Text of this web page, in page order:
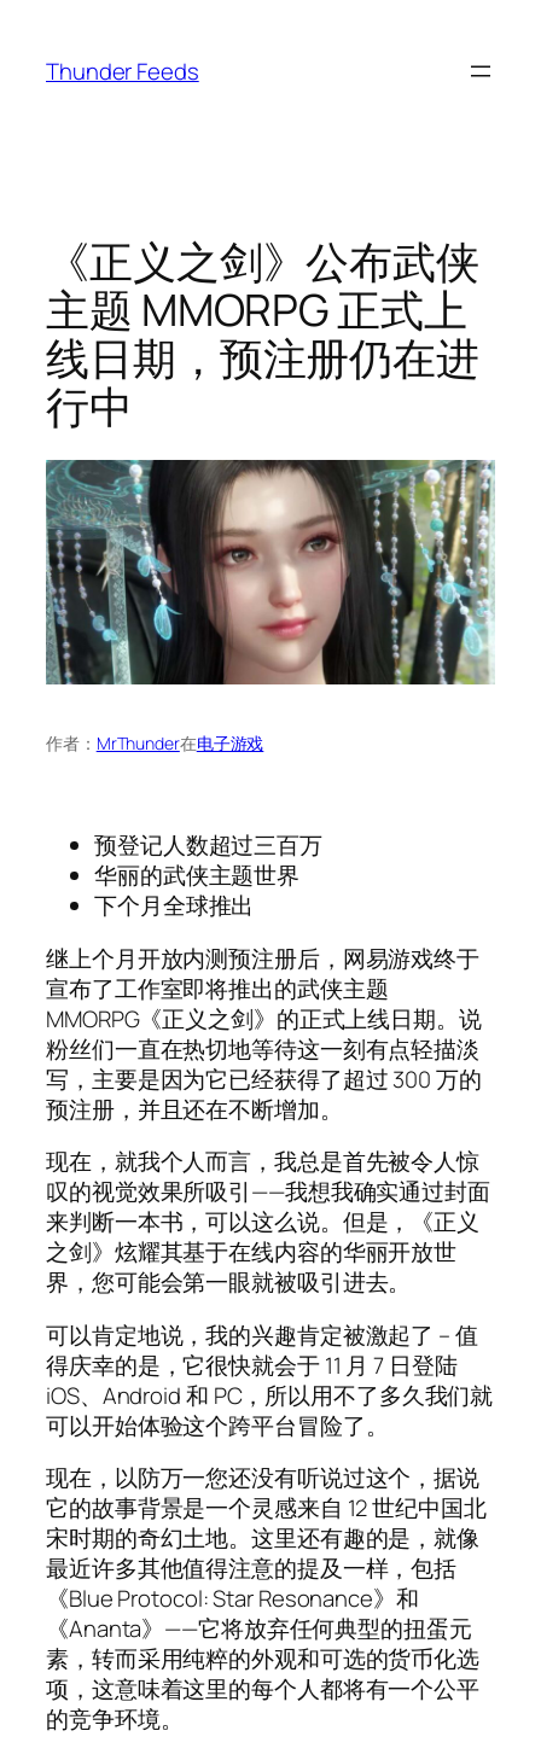
Thunder Feeds
《正义之剑》公布武侠
主题 MMORPG 正式上
线日期，预注册仍在进
行中
作者： MrThunder在电子游戏
预登记人数超过三百万
华丽的武侠主题世界
下个月全球推出
继上个月开放内测预注册后，网易游戏终于
宣布了工作室即将推出的武侠主题
MMORPG《正义之剑》的正式上线日期。说
粉丝们一直在热切地等待这一刻有点轻描淡
写，主要是因为它已经获得了超过 300 万的
预注册，并且还在不断增加。
现在，就我个人而言，我总是首先被令人惊
叹的视觉效果所吸引——我想我确实通过封面
来判断一本书，可以这么说。但是，《正义
之剑》炫耀其基于在线内容的华丽开放世
界，您可能会第一眼就被吸引进去。
可以肯定地说，我的兴趣肯定被激起了 – 值
得庆幸的是，它很快就会于 11 月 7 日登陆
iOS、Android 和 PC，所以用不了多久我们就
可以开始体验这个跨平台冒险了。
现在，以防万一您还没有听说过这个，据说
它的故事背景是一个灵感来自 12 世纪中国北
宋时期的奇幻土地。这里还有趣的是，就像
最近许多其他值得注意的提及一样，包括
《Blue Protocol: Star Resonance》和
《Ananta》——它将放弃任何典型的扭蛋元
素，转而采用纯粹的外观和可选的货币化选
项，这意味着这里的每个人都将有一个公平
的竞争环境。